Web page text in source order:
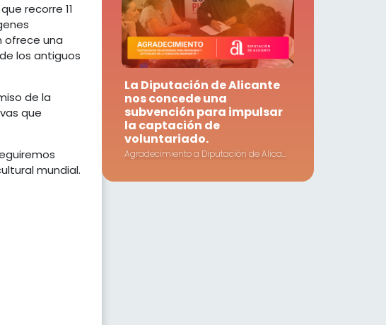
recorre 11
ofrece una
los antiguos
de la
que
mundial.
La Diputación de Alicante
nos concede una
subvención para impulsar
la captación de
voluntariado.
Agradecimiento a Diputación de Alicante por la subvención concedida a nuestra Fundación.